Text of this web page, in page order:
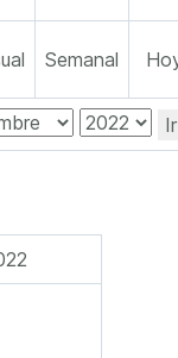
Semanal